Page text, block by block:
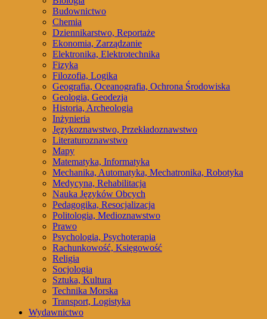
Budownictwo
Chemia
Dziennikarstwo, Reportaże
Ekonomia, Zarządzanie
Elektronika, Elektrotechnika
Fizyka
Filozofia, Logika
Geografia, Oceanografia, Ochrona Środowiska
Geologia, Geodezja
Historia, Archeologia
Inżynieria
Językoznawstwo, Przekładoznawstwo
Literaturoznawstwo
Mapy
Matematyka, Informatyka
Mechanika, Automatyka, Mechatronika, Robotyka
Medycyna, Rehabilitacja
Nauka Języków Obcych
Pedagogika, Resocjalizacja
Politologia, Medioznawstwo
Prawo
Psychologia, Psychoterapia
Rachunkowość, Księgowość
Religia
Socjologia
Sztuka, Kultura
Technika Morska
Transport, Logistyka
Wydawnictwo